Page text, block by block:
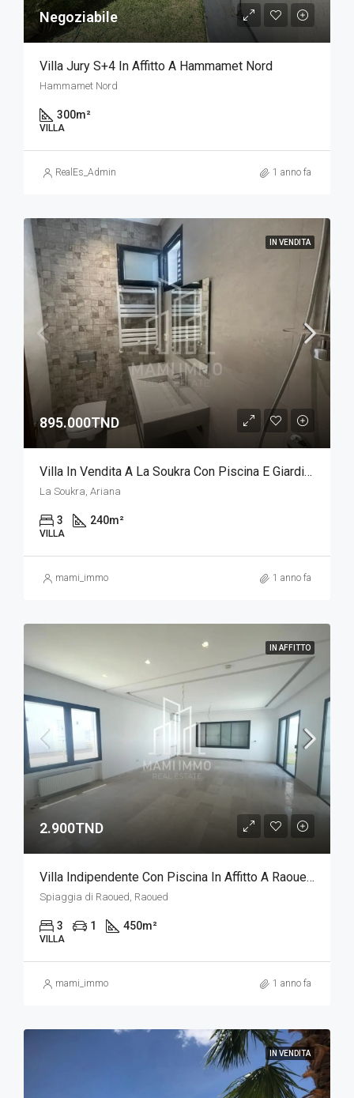
Negoziabile
Villa Jury S+4 In Affitto A Hammamet Nord
Hammamet Nord
300m²
VILLA
RealEs_Admin 1 anno fa
IN VENDITA
895.000TND
Villa In Vendita A La Soukra Con Piscina E Giardino
La Soukra, Ariana
3 240m²
VILLA
mami_immo 1 anno fa
IN AFFITTO
2.900TND
Villa Indipendente Con Piscina In Affitto A Raoued Beach - Progetto Baia Di Tunisi
Spiaggia di Raoued, Raoued
3 1 450m²
VILLA
mami_immo 1 anno fa
IN VENDITA